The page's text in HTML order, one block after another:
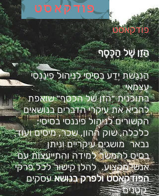
תשומות, לא של חוסר מוטיבציה הטעות הנפוצה ביותר
היא לחשוב ששחיקה נו
פודקאסט
פודקאסט
הַזֵן שֶׁל הַכֶּסֶף
הַנְגַשּׁת יֶדַע בְּסִיסִי לְנִיהוּל פִינַנְסִי
עַצְמאִי
בתוכנית ״הזן של הכסף״ שואפת
להביא את עיקרי הדברים בנושאים
הקשורים לניהול פיננסי בסיסי:
כלכלה, שוק ההון, שכר, מיסים ועוד.
נבאר מושגים עיקריים וניתן
בסיסלהמשך למידה והתייעצות עם
אנשי מקצוע. להלן קישור לכל פרקי
הפודקאסט ולפרק בנושאעסקים
קטנים